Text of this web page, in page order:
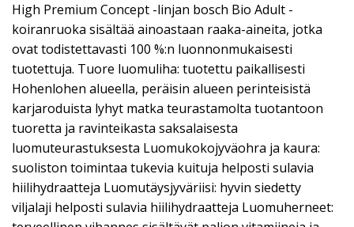
High Premium Concept -linjan bosch Bio Adult -
koiranruoka sisältää ainoastaan raaka-aineita, jotka
ovat todistettavasti 100 %:n luonnonmukaisesti
tuotettuja. Tuore luomuliha: tuotettu paikallisesti
Hohenlohen alueella, peräisin alueen perinteisistä
karjaroduista lyhyt matka teurastamolta tuotantoon
tuoretta ja ravinteikasta saksalaisesta
luomuteurastuksesta Luomukokojyväohra ja kaura:
suoliston toimintaa tukevia kuituja helposti sulavia
hiilihydraatteja Luomutäysjyväriisi: hyvin siedetty
viljalaji helposti sulavia hiilihydraatteja Luomuherneet: